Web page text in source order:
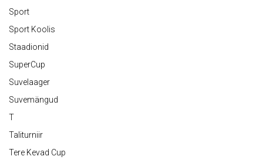
Sport
Sport Koolis
Staadionid
SuperCup
Suvelaager
Suvemängud
T
Taliturniir
Tere Kevad Cup